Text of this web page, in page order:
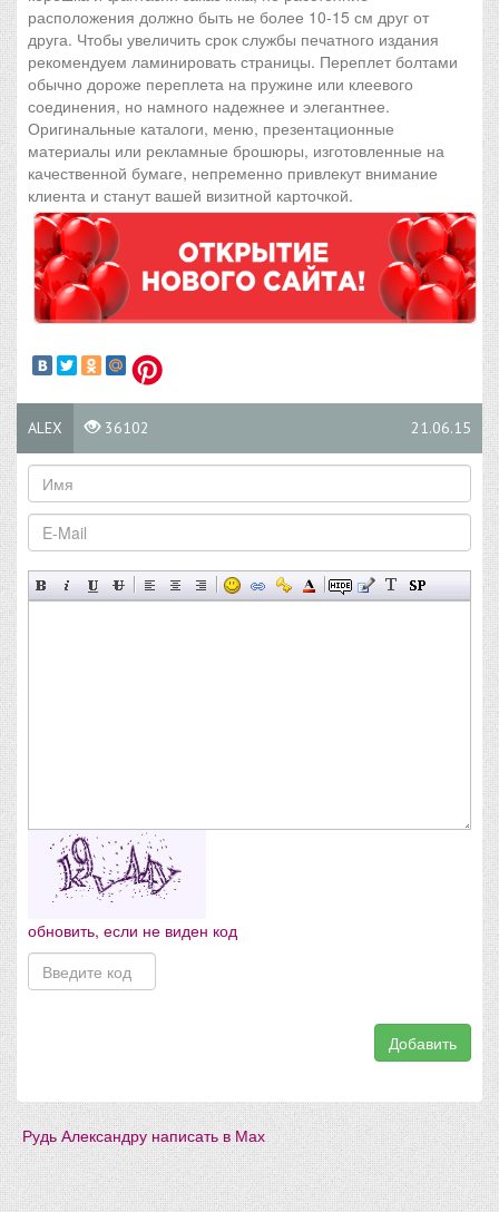
расположения должно быть не более 10-15 см друг от
друга. Чтобы увеличить срок службы печатного издания
рекомендуем ламинировать страницы. Переплет болтами
обычно дороже переплета на пружине или клеевого
соединения, но намного надежнее и элегантнее.
Оригинальные каталоги, меню, презентационные
материалы или рекламные брошюры, изготовленные на
качественной бумаге, непременно привлекут внимание
клиента и станут вашей визитной карточкой.
ALEX 36102 21.06.15
обновить, если не виден код
Добавить
Рудь Александру написать в Мах